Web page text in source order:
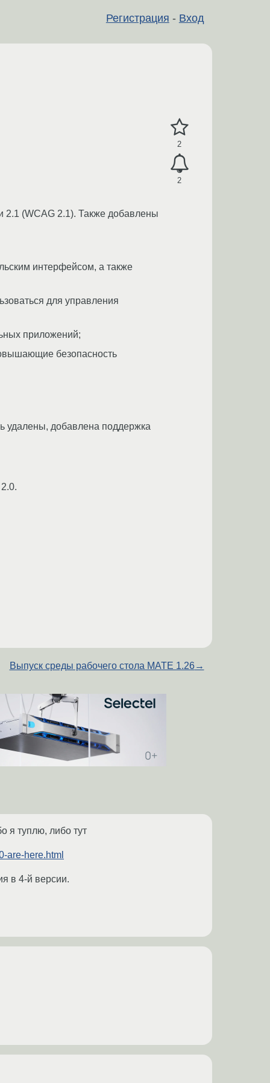
Регистрация - Вход
2
2
2.1 (WCAG 2.1). Также добавлены
интерфейсом, а также
для управления
приложений;
безопасность
удалены, добавлена поддержка
Выпуск среды рабочего стола MATE 1.26→
я туплю, либо тут
are-here.html
в 4-й версии.